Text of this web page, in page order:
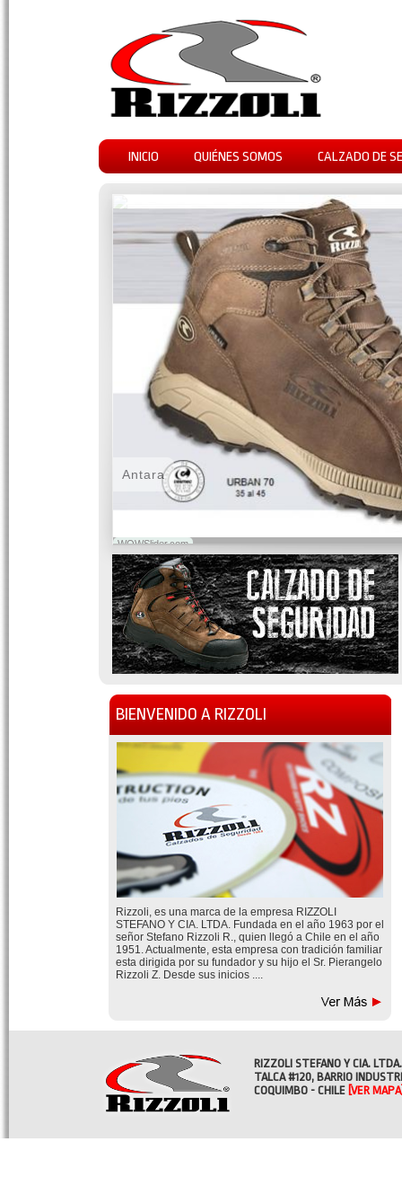
INICIO QUIÉNES SOMOS CALZADO DE
WOWSlider.com
Antara
BIENVENIDO A RIZZOLI
Rizzoli, es una marca de la empresa RIZZOLI
STEFANO Y CIA. LTDA. Fundada en el año 1963 por el
señor Stefano Rizzoli R., quien llegó a Chile en el año
1951. Actualmente, esta empresa con tradición familiar
esta dirigida por su fundador y su hijo el Sr. Pierangelo
Rizzoli Z. Desde sus inicios ....
RIZZOLI STEFANO Y CIA. LTDA.
TALCA #120, BARRIO
COQUIMBO - CHILE [VER